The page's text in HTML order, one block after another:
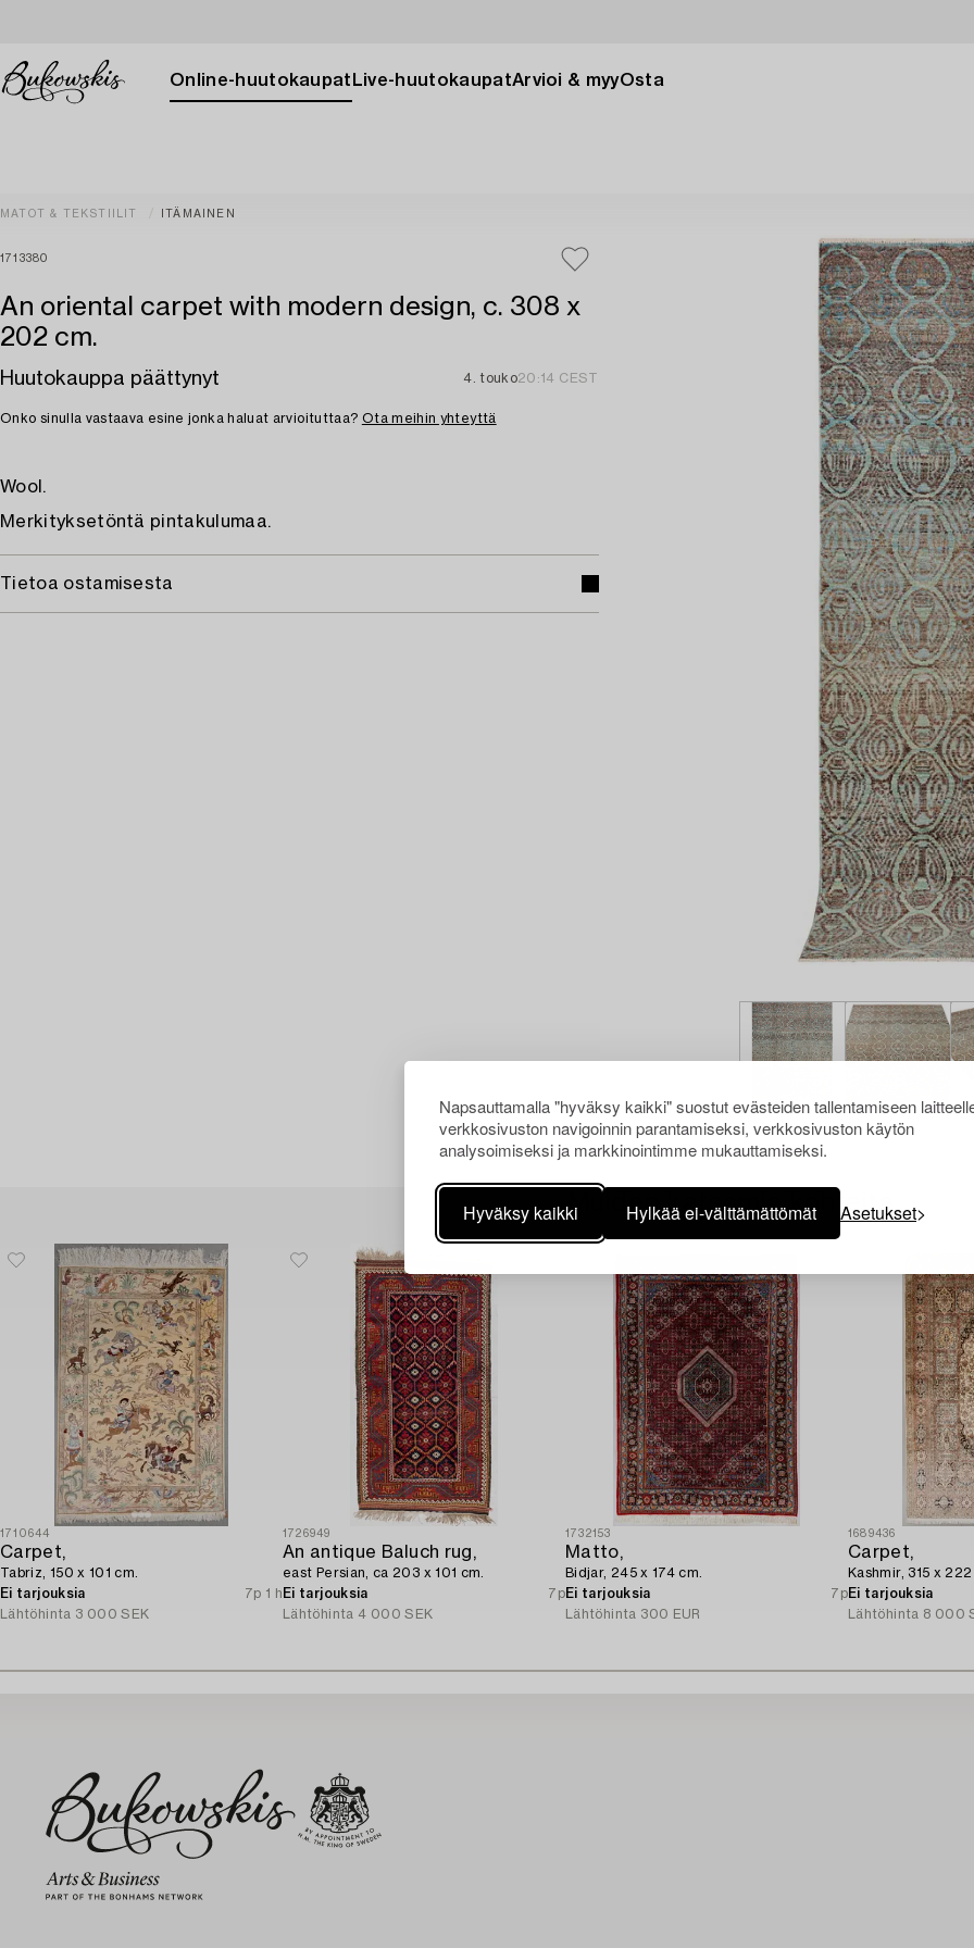
Napsauttamalla "hyväksy kaikki" suostut evästeiden tallentamiseen
verkkosivuston navigoinnin parantamiseksi, verkkosivuston käytön
analysoimiseksi ja markkinointimme mukauttamiseksi.
Hyväksy kaikki Hylkää ei-välttämättömät Asetukset
Online-huutokaupat Live-huutokaupatArvioi & myyOsta
MATOT & TEKSTIILIT ITÄMAINEN
1713380
An oriental carpet with modern design, c. 308 x
202 cm.
Huutokauppa päättynyt 4. touko20:14 CEST
Onko sinulla vastaava esine jonka haluat arvioituttaa? Ota meihin yhteyttä
Wool.
Merkityksetöntä pintakulumaa.
Tietoa ostamisesta
Muiden katsomia kohteita
1710644
Carpet,
Tabriz, 150 x 101 cm.
Ei tarjouksia
7p 1 h
Lähtöhinta 3 000 SEK
1726949
An antique Baluch rug,
east Persian, ca 203 x 101 cm.
Ei tarjouksia
7p
Lähtöhinta 4 000 SEK
1732153
Matto,
Bidjar, 245 x 174 cm.
Ei tarjouksia
7p
Lähtöhinta 300 EUR
1689436
Carpet,
Kashmir, 315 x
Ei tarjouksia
Lähtöhinta 8 000